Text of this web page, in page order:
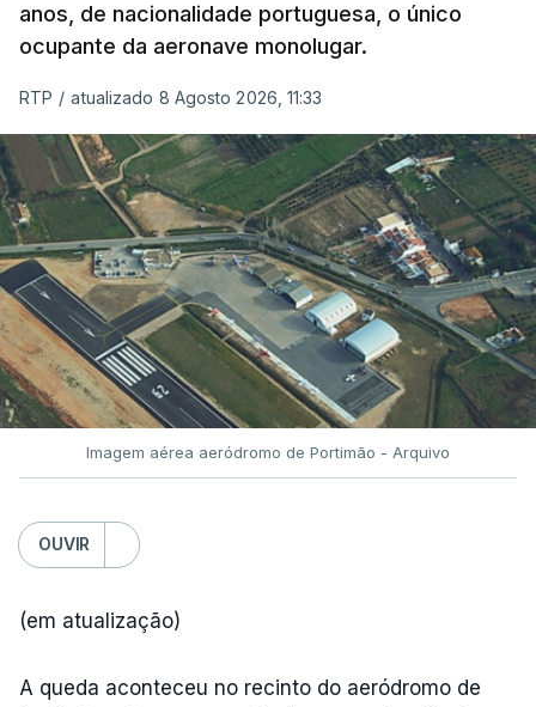
anos, de nacionalidade portuguesa, o único
ocupante da aeronave monolugar.
RTP / atualizado 8 Agosto 2026, 11:33
Imagem aérea aeródromo de Portimão - Arquivo
OUVIR
(em atualização)
A queda aconteceu no recinto do aeródromo de